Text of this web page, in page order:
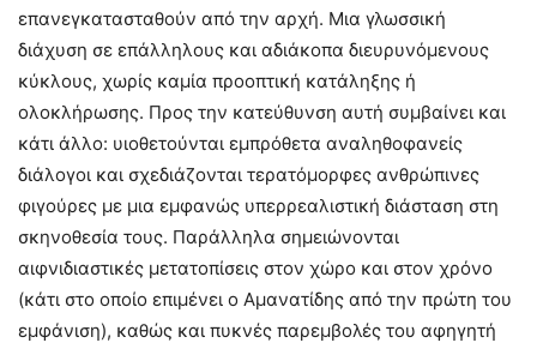
επανεγκατασταθούν από την αρχή. Μια γλωσσική
διάχυση σε επάλληλους και αδιάκοπα διευρυνόμενους
κύκλους, χωρίς καμία προοπτική κατάληξης ή
ολοκλήρωσης. Προς την κατεύθυνση αυτή συμβαίνει και
κάτι άλλο: υιοθετούνται εμπρόθετα αναληθοφανείς
διάλογοι και σχεδιάζονται τερατόμορφες ανθρώπινες
φιγούρες με μια εμφανώς υπερρεαλιστική διάσταση στη
σκηνοθεσία τους. Παράλληλα σημειώνονται
αιφνιδιαστικές μετατοπίσεις στον χώρο και στον χρόνο
(κάτι στο οποίο επιμένει ο Αμανατίδης από την πρώτη του
εμφάνιση), καθώς και πυκνές παρεμβολές του αφηγητή